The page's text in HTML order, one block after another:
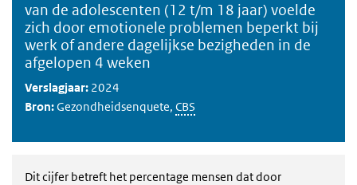
van de adolescenten (12 t/m 18 jaar) voelde
zich door emotionele problemen beperkt bij
werk of andere dagelijkse bezigheden in de
afgelopen 4 weken
Verslagjaar: 2024
Bron:Gezondheidsenquete, CBS
Dit cijfer betreft het percentage mensen dat door